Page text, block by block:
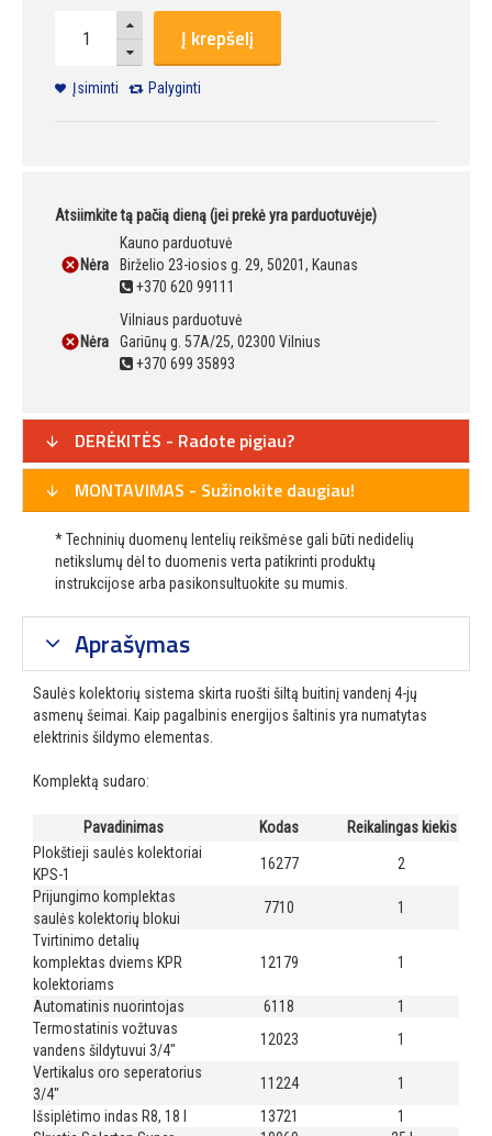
Į krepšelį
Įsiminti Palyginti
Atsiimkite tą pačią dieną (jei prekė yra parduotuvėje)
Nėra
Kauno parduotuvė
Birželio 23-iosios g. 29, 50201, Kaunas
+370 620 99111
Nėra
Vilniaus parduotuvė
Gariūnų g. 57A/25, 02300 Vilnius
+370 699 35893
DERĖKITĖS - Radote pigiau?
MONTAVIMAS - Sužinokite daugiau!
* Techninių duomenų lentelių reikšmėse gali būti nedidelių
netikslumų dėl to duomenis verta patikrinti produktų
instrukcijose arba pasikonsultuokite su mumis.
Aprašymas
Saulės kolektorių sistema skirta ruošti šiltą buitinį vandenį 4-jų
asmenų šeimai. Kaip pagalbinis energijos šaltinis yra numatytas
elektrinis šildymo elementas.
Komplektą sudaro:
Pavadinimas Kodas
Reikalingas kiekis
Plokštieji saulės kolektoriai
KPS-1
16277
2
Prijungimo komplektas
saulės kolektorių blokui
7710
1
Tvirtinimo detalių
komplektas dviems KPR
kolektoriams
12179 1
Automatinis nuorintojas 6118
1
Termostatinis vožtuvas
vandens šildytuvui 3/4"
12023
1
Vertikalus oro seperatorius
3/4"
11224
1
Išsiplėtimo indas R8, 18 l
13721
1